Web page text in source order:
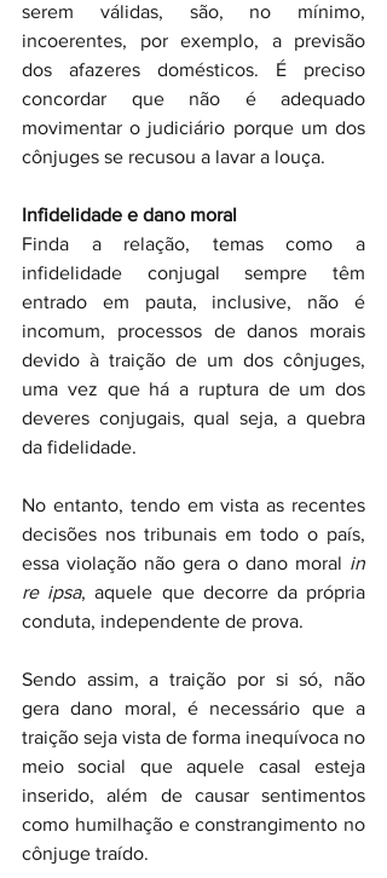
serem válidas, são, no mínimo,
incoerentes, por exemplo, a previsão
dos afazeres domésticos. É preciso
concordar que não é adequado
movimentar o judiciário porque um dos
cônjuges se recusou a lavar a louça.
Infidelidade e dano moral
Finda a relação, temas como a
infidelidade conjugal sempre têm
entrado em pauta, inclusive, não é
incomum, processos de danos morais
devido à traição de um dos cônjuges,
uma vez que há a ruptura de um dos
deveres conjugais, qual seja, a quebra
da fidelidade.
No entanto, tendo em vista as recentes
decisões nos tribunais em todo o país,
essa violação não gera o dano moral in
re ipsa, aquele que decorre da própria
conduta, independente de prova.
Sendo assim, a traição por si só, não
gera dano moral, é necessário que a
traição seja vista de forma inequívoca no
meio social que aquele casal esteja
inserido, além de causar sentimentos
como humilhação e constrangimento no
cônjuge traído.